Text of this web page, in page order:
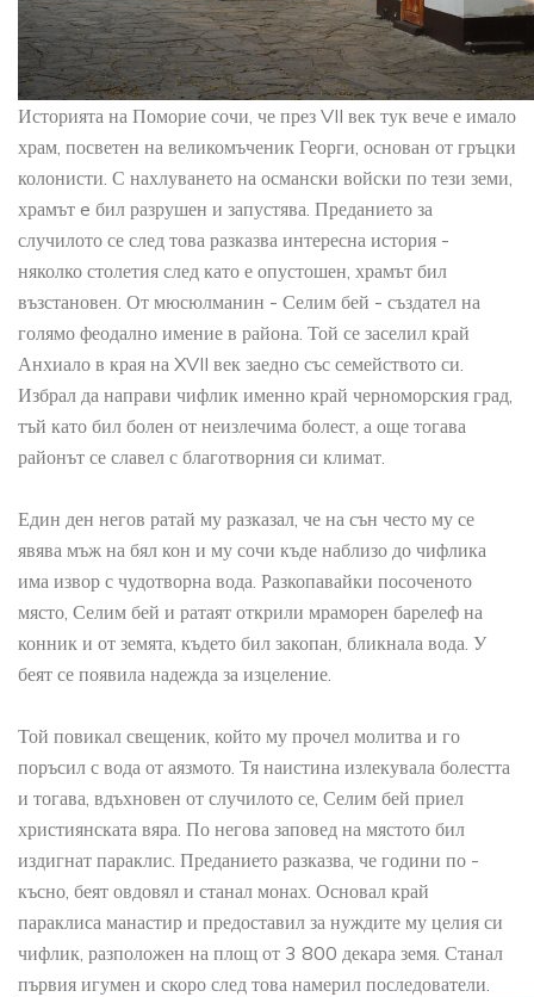
Историята на Поморие сочи, че през VII век тук вече е имало
храм, посветен на великомъченик Георги, основан от гръцки
колонисти. С нахлуването на османски войски по тези земи,
храмът e бил разрушен и запустява. Преданието за
случилото се след това разказва интересна история -
няколко столетия след като е опустошен, храмът бил
възстановен. От мюсюлманин - Селим бей - създател на
голямо феодално имение в района. Той се заселил край
Анхиало в края на XVII век заедно със семейството си.
Избрал да направи чифлик именно край черноморския град,
тъй като бил болен от неизлечима болест, а още тогава
районът се славел с благотворния си климат.
Един ден негов ратай му разказал, че на сън често му се
явява мъж на бял кон и му сочи къде наблизо до чифлика
има извор с чудотворна вода. Разкопавайки посоченото
място, Селим бей и ратаят открили мраморен барелеф на
конник и от земята, където бил закопан, бликнала вода. У
беят се появила надежда за изцеление.
Той повикал свещеник, който му прочел молитва и го
поръсил с вода от аязмото. Тя наистина излекувала болестта
и тогава, вдъхновен от случилото се, Селим бей приел
християнската вяра. По негова заповед на мястото бил
издигнат параклис. Преданието разказва, че години по -
късно, беят овдовял и станал монах. Основал край
параклиса манастир и предоставил за нуждите му целия си
чифлик, разположен на площ от 3 800 декара земя. Станал
първия игумен и скоро след това намерил последователи.